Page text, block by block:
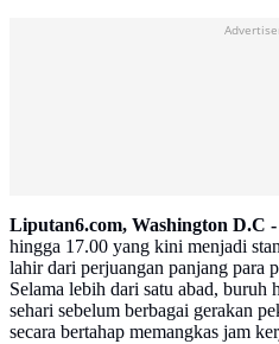
Liputan6.com, Washington D.C -
hingga 17.00 yang kini menjadi
lahir dari perjuangan panjang para
Selama lebih dari satu abad, buruh
sehari sebelum berbagai gerakan
secara bertahap memangkas jam